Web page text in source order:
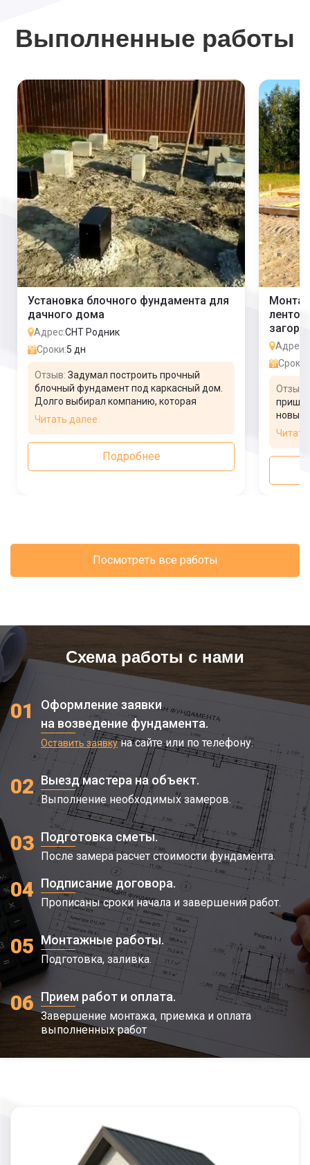
Выполненные работы
Установка блочного фундамента для
дачного дома
Адрес:СНТ Родник
Сроки:5 дн
Отзыв: Задумал построить прочный
блочный фундамент под каркасный дом.
Долго выбирал компанию, которая
сделает работу быстро и недорого. В
интернете нашел объявление, прочитал
какие делают работы, и заказал.
Специалисты сделали замер, приступили
Читать далее
Подробнее
Адрес:
Сроки:
Отзыв:
новый.
на
Посмотреть все работы
Схема работы с нами
01
Оформление заявки
на возведение фундамента.
Оставить заявкуна сайте или по телефону.
02 Выезд мастера на объект.
Выполнение необходимых замеров.
03 Подготовка сметы.
После замера расчет стоимости фундамента.
04 Подписание договора.
Прописаны сроки начала и завершения работ.
05 Монтажные работы.
Подготовка, заливка.
06 Прием работ и оплата.
Завершение монтажа, приемка и оплата
выполненных работ